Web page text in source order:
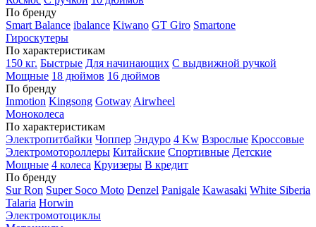
По бренду
Smart Balance ibalance Kiwano GT Giro Smartone
Гироскутеры
По характеристикам
150 кг. Быстрые Для начинающих С выдвижной ручкой
Мощные 18 дюймов 16 дюймов
По бренду
Inmotion Kingsong Gotway Airwheel
Моноколеса
По характеристикам
Электропитбайки Чоппер Эндуро 4 Kw Взрослые Кроссовые
Электромотороллеры Китайские Спортивные Детские
Мощные 4 колеса Круизеры В кредит
По бренду
Sur Ron Super Soco Moto Denzel Panigale Kawasaki White Siberia
Talaria Horwin
Электромотоциклы